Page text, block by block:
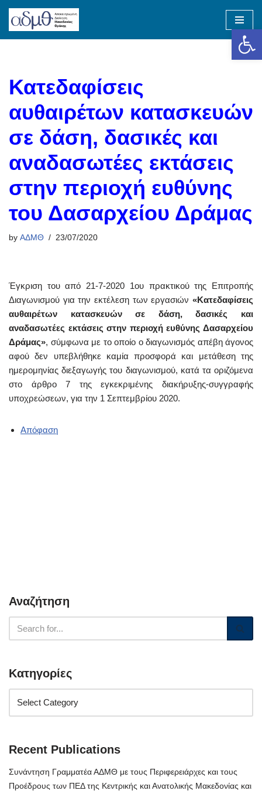
Skip
Κατεδαφίσεις
αυθαιρέτων κατασκευών
σε δάση, δασικές και
αναδασωτέες εκτάσεις
στην περιοχή ευθύνης
του Δασαρχείου Δράμας
by ΑΔΜΘ 23/07/2020
Έγκριση του από 21-7-2020 1ου πρακτικού της Επιτροπής
Διαγωνισμού για την εκτέλεση των εργασιών «Κατεδαφίσεις
αυθαιρέτων κατασκευών σε δάση, δασικές και
αναδασωτέες εκτάσεις στην περιοχή ευθύνης Δασαρχείου
Δράμας», σύμφωνα με το οποίο ο διαγωνισμός απέβη άγονος
αφού δεν υπεβλήθηκε καμία προσφορά και μετάθεση της
ημερομηνίας διεξαγωγής του διαγωνισμού, κατά τα οριζόμενα
στο άρθρο 7 της εγκεκριμένης διακήρυξης-συγγραφής
υποχρεώσεων, για την 1 Σεπτεμβρίου 2020.
Απόφαση
Αναζήτηση
Κατηγορίες
Recent Publications
Συνάντηση Γραμματέα ΑΔΜΘ με τους Περιφερειάρχες και τους
Προέδρους των ΠΕΔ της Κεντρικής και Ανατολικής Μακεδονίας και